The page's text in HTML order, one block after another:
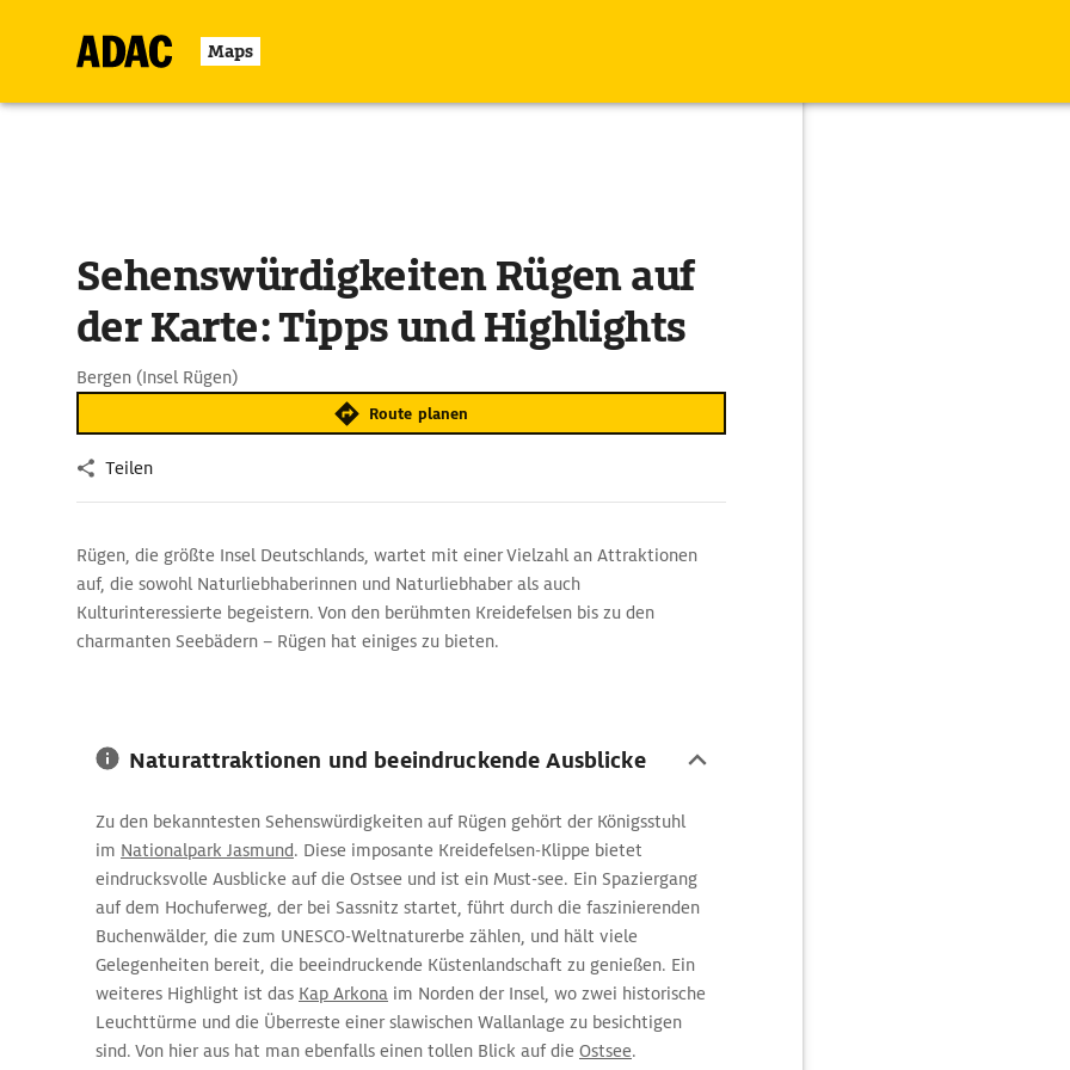
Maps
Sehenswürdigkeiten Rügen auf
der Karte: Tipps und Highlights
Bergen (Insel Rügen)
Route planen
Teilen
Rügen, die größte Insel Deutschlands, wartet mit einer Vielzahl an Attraktionen
auf, die sowohl Naturliebhaberinnen und Naturliebhaber als auch
Kulturinteressierte begeistern. Von den berühmten Kreidefelsen bis zu den
charmanten Seebädern – Rügen hat einiges zu bieten.
Naturattraktionen und beeindruckende Ausblicke
Zu den bekanntesten Sehenswürdigkeiten auf Rügen gehört der Königsstuhl
im Nationalpark Jasmund. Diese imposante Kreidefelsen-Klippe bietet
eindrucksvolle Ausblicke auf die Ostsee und ist ein Must-see. Ein Spaziergang
auf dem Hochuferweg, der bei Sassnitz startet, führt durch die faszinierenden
Buchenwälder, die zum UNESCO-Weltnaturerbe zählen, und hält viele
Gelegenheiten bereit, die beeindruckende Küstenlandschaft zu genießen. Ein
weiteres Highlight ist das Kap Arkona im Norden der Insel, wo zwei historische
Leuchttürme und die Überreste einer slawischen Wallanlage zu besichtigen
sind. Von hier aus hat man ebenfalls einen tollen Blick auf die Ostsee.